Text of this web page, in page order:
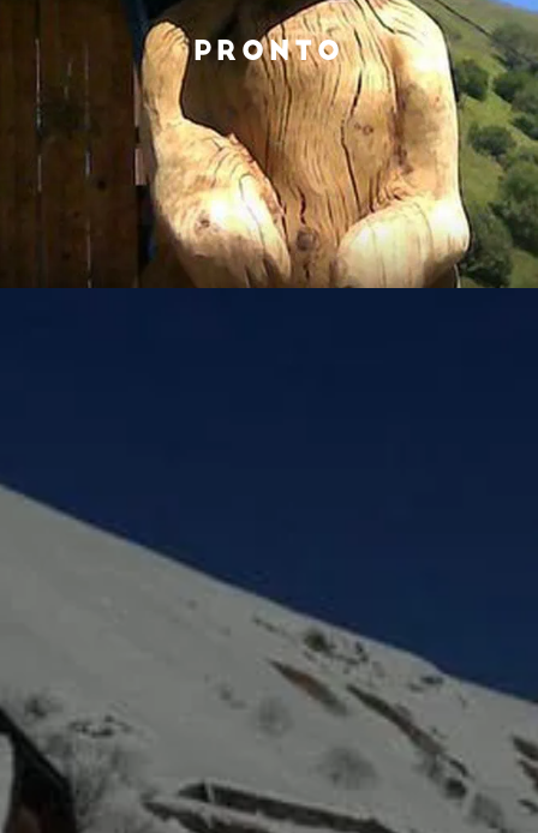
PRONTO